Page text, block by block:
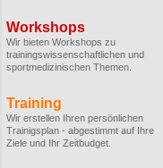
Workshops
Wir bieten Workshops zu
trainingswissenschaftlichen und
sportmedizinischen Themen.
Training
Wir erstellen Ihren persönlichen
Trainigsplan - abgestimmt auf Ihre
Ziele und Ihr Zeitbudget.